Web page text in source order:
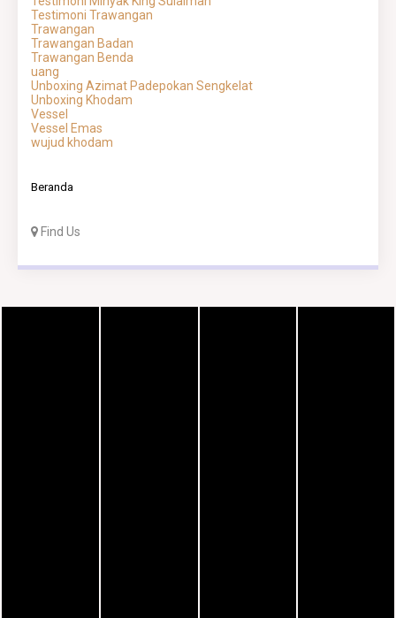
Testimoni Trawangan
Trawangan
Trawangan Badan
Trawangan Benda
uang
Unboxing Azimat Padepokan Sengkelat
Unboxing Khodam
Vessel
Vessel Emas
wujud khodam
Beranda
Find Us